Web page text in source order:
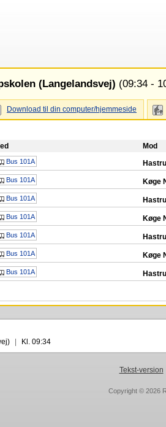
(Langelandsvej) (09:34 -
Download til din computer/hjemmeside
Mod
Bus 101A
Bus 101A Køge
Bus 101A
Bus 101A Køge
Bus 101A
Bus 101A Køge
Bus 101A
Kl. 09:34
Tekst-version
Copyright © 2026